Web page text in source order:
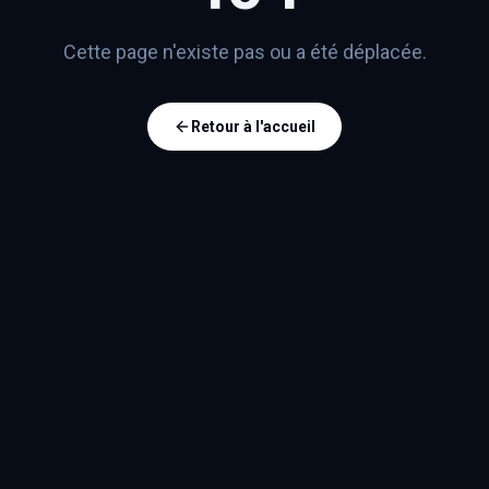
Cette page n'existe pas ou a été déplacée.
Retour à l'accueil